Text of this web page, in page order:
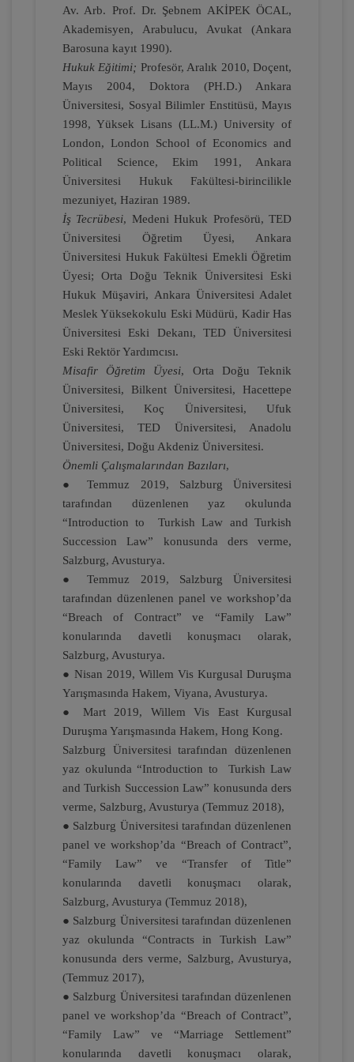
Miras Hukuku - 2 - IV. Medeni Hukuk
Kongresi - X. Oturum
360 TL
Tüketici Hukuku Enstitüsü
Fütürist Hukuk - IV. Medeni Hukuk
Kongresi - XI. Oturum
360 TL Sepete Ekle
Tüketici Hukuku Enstitüsü
Miras Hukuku - 1 - IV. Medeni Hukuk
Kongresi - IX. Oturum
360 TL Sepete Ekle
Tüketici Hukuku Enstitüsü
IV. Medeni Hukuk Kongresi - Tüm
Oturumlar (11 Oturum)
2160
TL
Sepete Ekle
Av. Arb. Prof. Dr. Şebnem AKİPEK ÖCAL,
Akademisyen, Arabulucu, Avukat (Ankara
Barosuna kayıt 1990).
Hukuk Eğitimi; Profesör, Aralık 2010, Doçent,
Mayıs 2004, Doktora (PH.D.) Ankara
Üniversitesi, Sosyal Bilimler Enstitüsü, Mayıs
1998, Yüksek Lisans (LL.M.) University of
London, London School of Economics and
Political Science, Ekim 1991, Ankara
Üniversitesi Hukuk Fakültesi-birincilikle
mezuniyet, Haziran 1989.
İş Tecrübesi, Medeni Hukuk Profesörü, TED
Üniversitesi Öğretim Üyesi, Ankara
Üniversitesi Hukuk Fakültesi Emekli Öğretim
Üyesi; Orta Doğu Teknik Üniversitesi Eski
Hukuk Müşaviri, Ankara Üniversitesi Adalet
Meslek Yüksekokulu Eski Müdürü, Kadir Has
Üniversitesi Eski Dekanı, TED Üniversitesi
Eski Rektör Yardımcısı.
Misafir Öğretim Üyesi, Orta Doğu Teknik
Üniversitesi, Bilkent Üniversitesi, Hacettepe
Üniversitesi, Koç Üniversitesi, Ufuk
Üniversitesi, TED Üniversitesi, Anadolu
Üniversitesi, Doğu Akdeniz Üniversitesi.
Önemli Çalışmalarından Bazıları,
● Temmuz 2019, Salzburg Üniversitesi
tarafından düzenlenen yaz okulunda
“Introduction to Turkish Law and Turkish
Succession Law” konusunda ders verme,
Salzburg, Avusturya.
● Temmuz 2019, Salzburg Üniversitesi
tarafından düzenlenen panel ve workshop’da
“Breach of Contract” ve “Family Law”
konularında davetli konuşmacı olarak,
Salzburg, Avusturya.
● Nisan 2019, Willem Vis Kurgusal Duruşma
Yarışmasında Hakem, Viyana, Avusturya.
● Mart 2019, Willem Vis East Kurgusal
Duruşma Yarışmasında Hakem, Hong Kong.
Salzburg Üniversitesi tarafından düzenlenen
yaz okulunda “Introduction to Turkish Law
and Turkish Succession Law” konusunda ders
verme, Salzburg, Avusturya (Temmuz 2018),
● Salzburg Üniversitesi tarafından düzenlenen
panel ve workshop’da “Breach of Contract”,
“Family Law” ve “Transfer of Title”
konularında davetli konuşmacı olarak,
Salzburg, Avusturya (Temmuz 2018),
● Salzburg Üniversitesi tarafından düzenlenen
yaz okulunda “Contracts in Turkish Law”
konusunda ders verme, Salzburg, Avusturya,
(Temmuz 2017),
● Salzburg Üniversitesi tarafından düzenlenen
panel ve workshop’da “Breach of Contract”,
“Family Law” ve “Marriage Settlement”
konularında davetli konuşmacı olarak,